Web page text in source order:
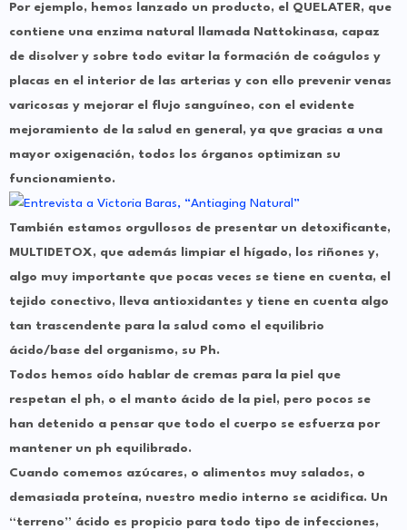
Por ejemplo, hemos lanzado un producto, el QUELATER, que
contiene una enzima natural llamada Nattokinasa, capaz
de disolver y sobre todo evitar la formación de coágulos y
placas en el interior de las arterias y con ello prevenir venas
varicosas y mejorar el flujo sanguíneo, con el evidente
mejoramiento de la salud en general, ya que gracias a una
mayor oxigenación, todos los órganos optimizan su
funcionamiento.
También estamos orgullosos de presentar un detoxificante,
MULTIDETOX, que además limpiar el hígado, los riñones y,
algo muy importante que pocas veces se tiene en cuenta, el
tejido conectivo, lleva antioxidantes y tiene en cuenta algo
tan trascendente para la salud como el equilibrio
ácido/base del organismo, su Ph.
Todos hemos oído hablar de cremas para la piel que
respetan el ph, o el manto ácido de la piel, pero pocos se
han detenido a pensar que todo el cuerpo se esfuerza por
mantener un ph equilibrado.
Cuando comemos azúcares, o alimentos muy salados, o
demasiada proteína, nuestro medio interno se acidifica. Un
“terreno” ácido es propicio para todo tipo de infecciones,